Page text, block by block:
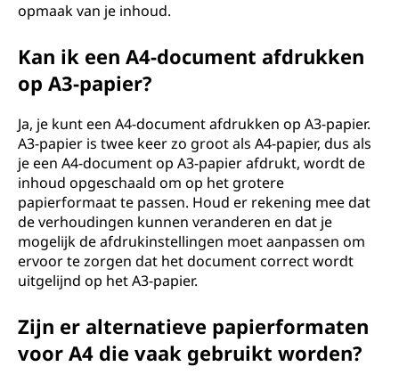
opmaak van je inhoud.
Kan ik een A4-document afdrukken
op A3-papier?
Ja, je kunt een A4-document afdrukken op A3-papier.
A3-papier is twee keer zo groot als A4-papier, dus als
je een A4-document op A3-papier afdrukt, wordt de
inhoud opgeschaald om op het grotere
papierformaat te passen. Houd er rekening mee dat
de verhoudingen kunnen veranderen en dat je
mogelijk de afdrukinstellingen moet aanpassen om
ervoor te zorgen dat het document correct wordt
uitgelijnd op het A3-papier.
Zijn er alternatieve papierformaten
voor A4 die vaak gebruikt worden?